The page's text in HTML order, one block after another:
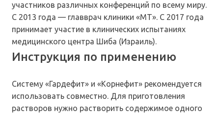
участников различных конференций по всему миру.
С 2013 года — главврач клиники «МТ». С 2017 года
принимает участие в клинических испытаниях
медицинского центра Шиба (Израиль).
Инструкция по применению
Систему «Гардефит» и «Корнефит» рекомендуется
использовать совместно. Для приготовления
растворов нужно растворить содержимое одного